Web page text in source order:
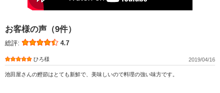
お客様の声（9件）
総評: 4.7
ひろ様 2019/04/16
池田屋さんの鰹節はとても新鮮で、美味しいので料理の強い味方です。